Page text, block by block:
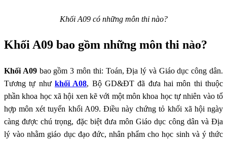
Khối A09 có những môn thi nào?
Khối A09 bao gồm những môn thi nào?
Khối A09bao gồm 3 môn thi: Toán, Địa lý và Giáo dục công dân.
Tương tự như khối A08, Bộ GD&ĐT đã đưa hai môn thi thuộc
phần khoa học xã hội xen kẽ với một môn khoa học tự nhiên vào tổ
hợp môn xét tuyển khối A09. Điều này chứng tỏ khối xã hội ngày
càng được chú trọng, đặc biệt đưa môn Giáo dục công dân và Địa
lý vào nhằm giáo dục đạo đức, nhân phẩm cho học sinh và ý thức